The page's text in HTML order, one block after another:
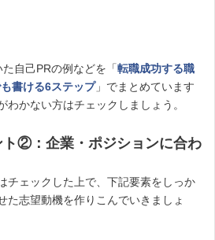
自己PRの例などを「転職成功する職
書ける6ステップ」でまとめています
わかない方はチェックしましょう。
ト②：企業・ポジションに合わ
チェックした上で、下記要素をしっか
た志望動機を作りこんでいきましょ